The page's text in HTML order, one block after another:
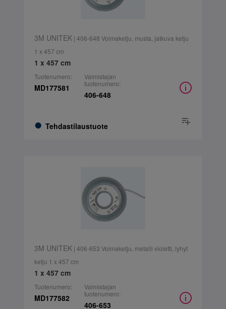
3M UNITEK| 406-648 Voimaketju, musta, jatkuva ketju
1 x 457 cm
1 x 457 cm
Tuotenumero:
MD177581
Tehdastilaustuote
Valmistajan
tuotenumero:
406-648
3M UNITEK| 406-653 Voimaketju, metalli violetti, lyhyt
ketju 1 x 457 cm
1 x 457 cm
Tuotenumero:
MD177582
Valmistajan
tuotenumero:
406-653